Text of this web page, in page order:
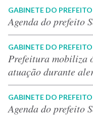
GABINETE DO PREFEITO
Agenda do prefeito
GABINETE DO PREFEITO
Prefeitura mobiliza
atuação durante
GABINETE DO PREFEITO
Agenda do prefeito